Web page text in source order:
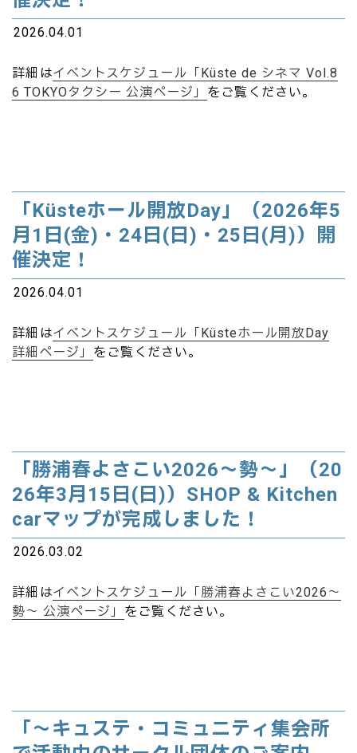
2026.04.01
詳細はイベントスケジュール「Küste de シネマ Vol.8
6 TOKYOタクシー 公演ページ」 をご覧ください。
「Küsteホール開放Day」（2026年5
月1日(金)・24日(日)・25日(月)）開
催決定！
2026.04.01
詳細はイベントスケジュール「Küsteホール開放Day
詳細ページ」 をご覧ください。
「勝浦春よさこい2026～勢～」（20
26年3月15日(日)）SHOP & Kitchen
carマップが完成しました！
2026.03.02
詳細はイベントスケジュール「勝浦春よさこい2026～
勢～ 公演ページ」 をご覧ください。
「～キュステ・コミュニティ集会所